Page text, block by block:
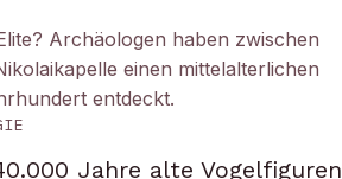
Archäologen haben zwischen
einen mittelalterlichen
entdeckt.
Jahre alte Vogelfiguren